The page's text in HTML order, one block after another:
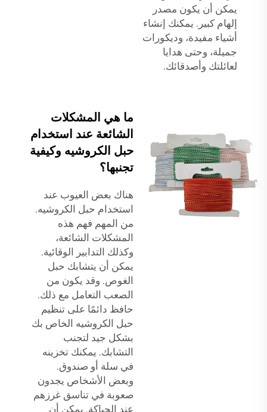
يمكن أن يكون مصدر
إلهام كبير. يمكنك إنشاء
أشياء مفيدة، وديكورات
جميلة، وحتى هدايا
لعائلتك وأصدقائك.
ما هي المشكلات
الشائعة عند استخدام
حبل الكروشيه وكيفية
تجنبها؟
هناك بعض العيوب عند
استخدام حبل الكروشيه.
من المهم فهم هذه
المشكلات الشائعة،
وكذلك التدابير الوقائية.
يمكن أن يتشابك حبل
الغوص. وقد يكون من
الصعب التعامل مع ذلك.
حافظ دائمًا على تنظيم
حبل الكروشيه الخاص بك
بشكل جيد لتجنب
التشابك. يمكنك تخزينه
في سلة أو صندوق.
وبعض الأشخاص يجدون
صعوبة في تناسق غرزهم
عند الحياكة. يمكن أن